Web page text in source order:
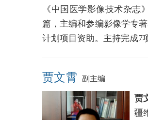
《中国医学影像技术杂志
篇，主编和参编影像学专
计划项目资助。主持完成7
贾文霄 副主编
贾
疆